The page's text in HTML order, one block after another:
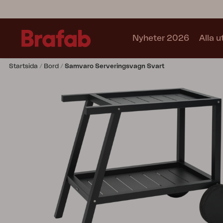
Nyheter 2026 Alla
Hammock
Paviljong
Accessoar
Startsida Bord Samvaro Serveringsvagn Svart